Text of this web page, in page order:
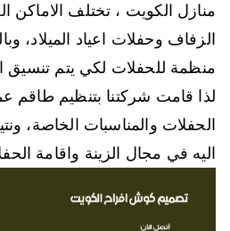
منازل الكويت ، تختلف الاماكن
الزفاف وحفلات اعياد الميلاد،
منظمة للحفلات لكي يتم تنسيق
لذا قامت شركتنا بتنظيم طاقم
الحفلات والمناسبات الخاصة،
اليه في مجال الزينة واقامة